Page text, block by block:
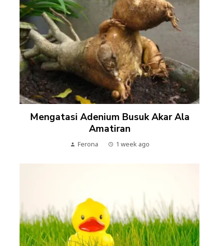
Mengatasi Adenium Busuk Akar Ala
Amatiran
Ferona 1 week ago